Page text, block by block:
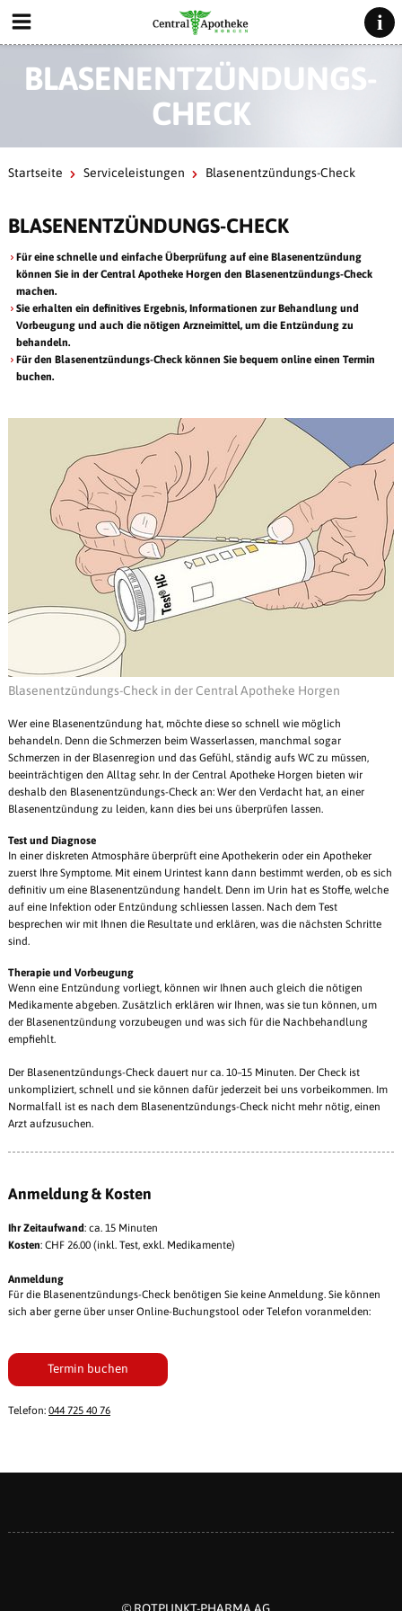
BLASENENTZÜNDUNGS-
CHECK
Startseite Serviceleistungen Blasenentzündungs-Check
BLASENENTZÜNDUNGS-CHECK
Für eine schnelle und einfache Überprüfung auf eine Blasenentzündung
können Sie in der Central Apotheke Horgen den Blasenentzündungs-Check
machen.
Sie erhalten ein definitives Ergebnis, Informationen zur Behandlung und
Vorbeugung und auch die nötigen Arzneimittel, um die Entzündung zu
behandeln.
Für den Blasenentzündungs-Check können Sie bequem online einen Termin
buchen.
Blasenentzündungs-Check in der Central Apotheke Horgen
Wer eine Blasenentzündung hat, möchte diese so schnell wie möglich
behandeln. Denn die Schmerzen beim Wasserlassen, manchmal sogar
Schmerzen in der Blasenregion und das Gefühl, ständig aufs WC zu müssen,
beeinträchtigen den Alltag sehr. In der Central Apotheke Horgen bieten wir
deshalb den Blasenentzündungs-Check an: Wer den Verdacht hat, an einer
Blasenentzündung zu leiden, kann dies bei uns überprüfen lassen.
Test und Diagnose
In einer diskreten Atmosphäre überprüft eine Apothekerin oder ein Apotheker
zuerst Ihre Symptome. Mit einem Urintest kann dann bestimmt werden, ob es sich
definitiv um eine Blasenentzündung handelt. Denn im Urin hat es Stoffe, welche
auf eine Infektion oder Entzündung schliessen lassen. Nach dem Test
besprechen wir mit Ihnen die Resultate und erklären, was die nächsten Schritte
sind.
Therapie und Vorbeugung
Wenn eine Entzündung vorliegt, können wir Ihnen auch gleich die nötigen
Medikamente abgeben. Zusätzlich erklären wir Ihnen, was sie tun können, um
der Blasenentzündung vorzubeugen und was sich für die Nachbehandlung
empfiehlt.
Der Blasenentzündungs-Check dauert nur ca. 10–15 Minuten. Der Check ist
unkompliziert, schnell und sie können dafür jederzeit bei uns vorbeikommen. Im
Normalfall ist es nach dem Blasenentzündungs-Check nicht mehr nötig, einen
Arzt aufzusuchen.
Anmeldung & Kosten
Ihr Zeitaufwand: ca. 15 Minuten
Kosten: CHF 26.00 (inkl. Test, exkl. Medikamente)
Anmeldung
Für die Blasenentzündungs-Check benötigen Sie keine Anmeldung. Sie können
sich aber gerne über unser Online-Buchungstool oder Telefon voranmelden:
Termin buchen
Telefon: 044 725 40 76